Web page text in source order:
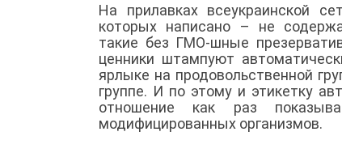
На прилавках всеукраинской
которых написано – не
такие без ГМО-шные
ценники штампуют
ярлыке на продовольственной
группе. И по этому и этикетку
отношение как раз
модифицированных организмов.